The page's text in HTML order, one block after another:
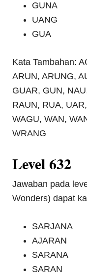
GUNA
UANG
GUA
Kata Tambahan:
ARUN, ARUNG,
GUAR, GUN,
RAUN, RUA,
WAGU, WAN,
WRANG
Level 632
Jawaban pada
Wonders) dapat
SARJANA
AJARAN
SARANA
SARAN